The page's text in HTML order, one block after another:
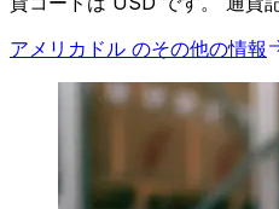
アメリカドル のその他の情報